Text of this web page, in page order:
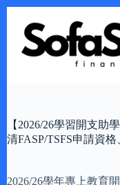
content
【2026/26學習開支助
清FASP/TSFS申請資
2026/26學年專上教育